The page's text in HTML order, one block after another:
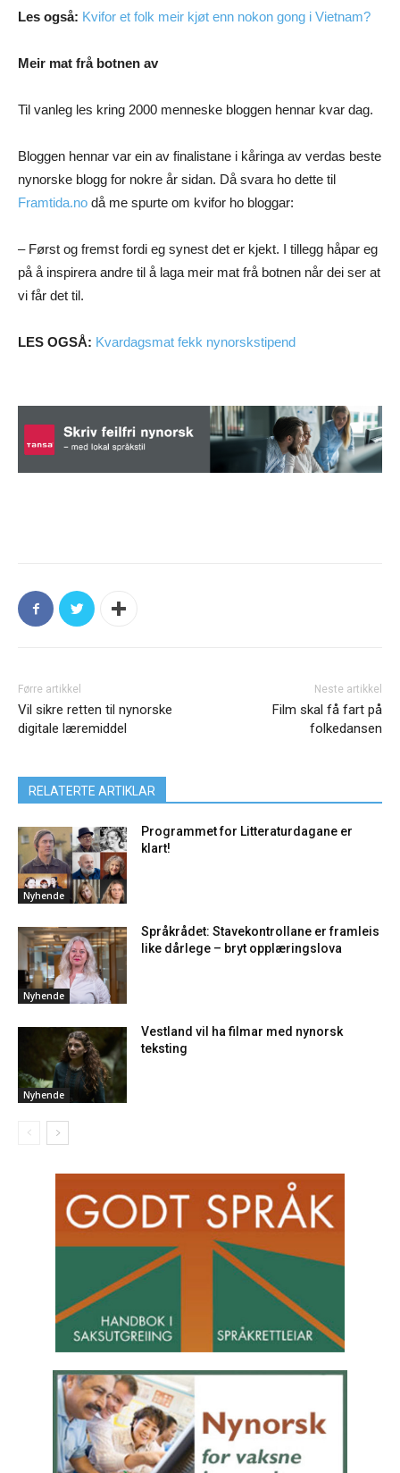
Les også: Kvifor et folk meir kjøt enn nokon gong i Vietnam?
Meir mat frå botnen av
Til vanleg les kring 2000 menneske bloggen hennar kvar dag.
Bloggen hennar var ein av finalistane i kåringa av verdas beste
nynorske blogg for nokre år sidan. Då svara ho dette til
Framtida.no då me spurte om kvifor ho bloggar:
– Først og fremst fordi eg synest det er kjekt. I tillegg håpar eg
på å inspirera andre til å laga meir mat frå botnen når dei ser at
vi får det til.
LES OGSÅ: Kvardagsmat fekk nynorskstipend
Førre artikkel
Vil sikre retten til nynorske
digitale læremiddel
Neste artikkel
Film skal få fart på
folkedansen
RELATERTE ARTIKLAR
Nyhende
Programmet for Litteraturdagane er
klart!
Nyhende
Språkrådet: Stavekontrollane er framleis
like dårlege – bryt opplæringslova
Nyhende
Vestland vil ha filmar med nynorsk
teksting